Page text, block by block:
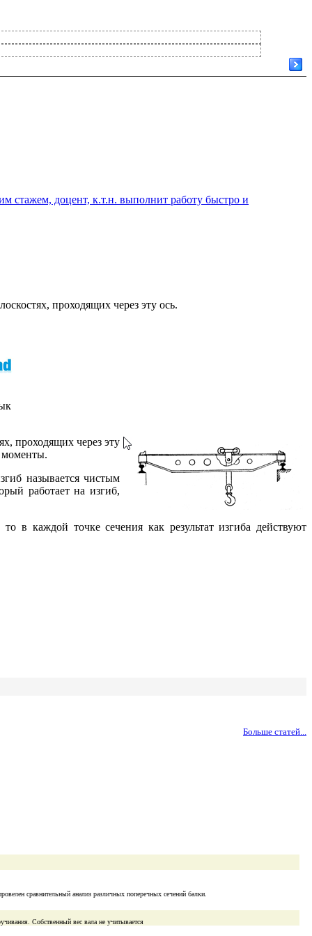
стажем, доцент, к.т.н. выполнит работу быстро и
проходящих через эту ось.
проходящих через эту
моменты.
называется чистым
работает на изгиб,
в каждой точке сечения как результат изгиба действуют
Больше статей...
сравнительный анализ различных поперечных сечений балки.
Собственный вес вала не учитывается